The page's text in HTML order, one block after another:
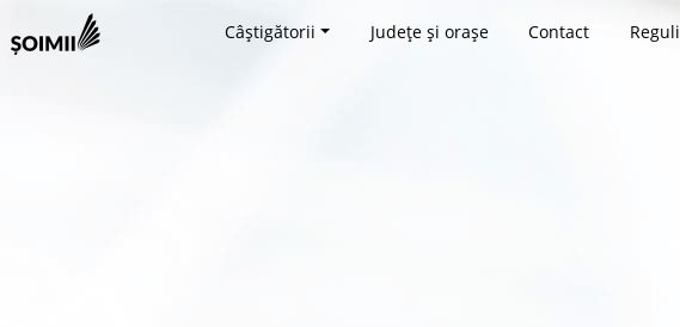
Câștigătorii Județe și orașe Contact Reguli